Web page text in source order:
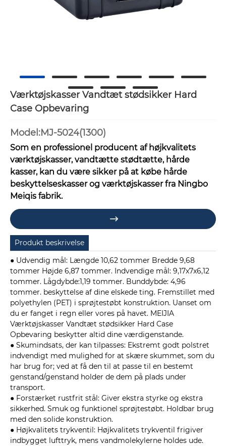
Værktøjskasser Vandtæt stødsikker Hard
Case Opbevaring
Model:MJ-5024(1300)
Som en professionel producent af højkvalitets
værktøjskasser, vandtætte stødtætte, hårde
kasser, kan du være sikker på at købe hårde
beskyttelseskasser og værktøjskasser fra Ningbo
Meiqis fabrik.

Produkt beskrivelse
● Udvendig mål: Længde 10,62 tommer Bredde 9,68
tommer Højde 6,87 tommer. Indvendige mål: 9,17x7x6,12
tommer. Lågdybde:1,19 tommer. Bunddybde: 4,96
tommer. beskyttelse af dine elskede ting. Fremstillet med
polyethylen (PET) i sprøjtestøbt konstruktion. Uanset om
du er fanget i regn eller vores på havet. MEIJIA
Værktøjskasser Vandtæt stødsikker Hard Case
Opbevaring beskytter altid dine værdigenstande.
● Skumindsats, der kan tilpasses: Ekstremt godt polstret
indvendigt med mulighed for at skære skummet, som du
har brug for; ved at få den til at passe til en bestemt
genstand/genstand holder de dem på plads under
transport.
● Forstærket rustfrit stål: Giver ekstra styrke og ekstra
sikkerhed. Smuk og funktionel sprøjtestøbt. Holdbar brug
med den solide konstruktion.
● Højkvalitets trykventil: Højkvalitets trykventil frigiver
indbygget lufttryk, mens vandmolekylerne holdes ude.